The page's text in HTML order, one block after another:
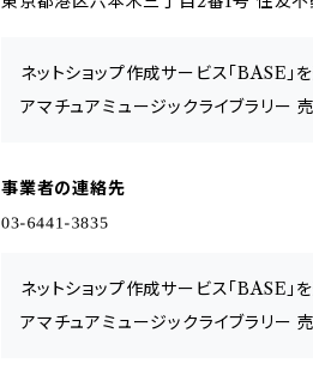
ネットショップ作成サービス「BASE
アマチュアミュージックライブラリー
事業者の連絡先
ネットショップ作成サービス「BASE
アマチュアミュージックライブラリー